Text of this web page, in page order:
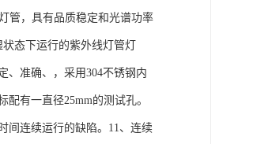
管，具有品质稳定和光谱功率
态下运行的紫外线灯管灯
、准确、，采用304不锈钢内
有一直径25mm的测试孔。
间连续运行的缺陷。11、连续